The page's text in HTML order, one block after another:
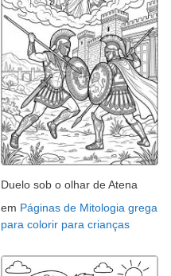
Duelo sob o olhar de Atena
em Páginas de Mitologia grega
para colorir para crianças